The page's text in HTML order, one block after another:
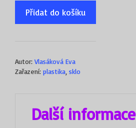
Přidat do košíku
Autor: Vlasáková Eva
Zařazení: plastika sklo
Další informace